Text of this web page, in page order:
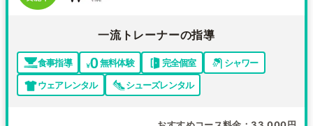
一流トレーナーの指導
食事指導 無料体験 完全個室
シャワー
ウェアレンタル
シューズレンタル